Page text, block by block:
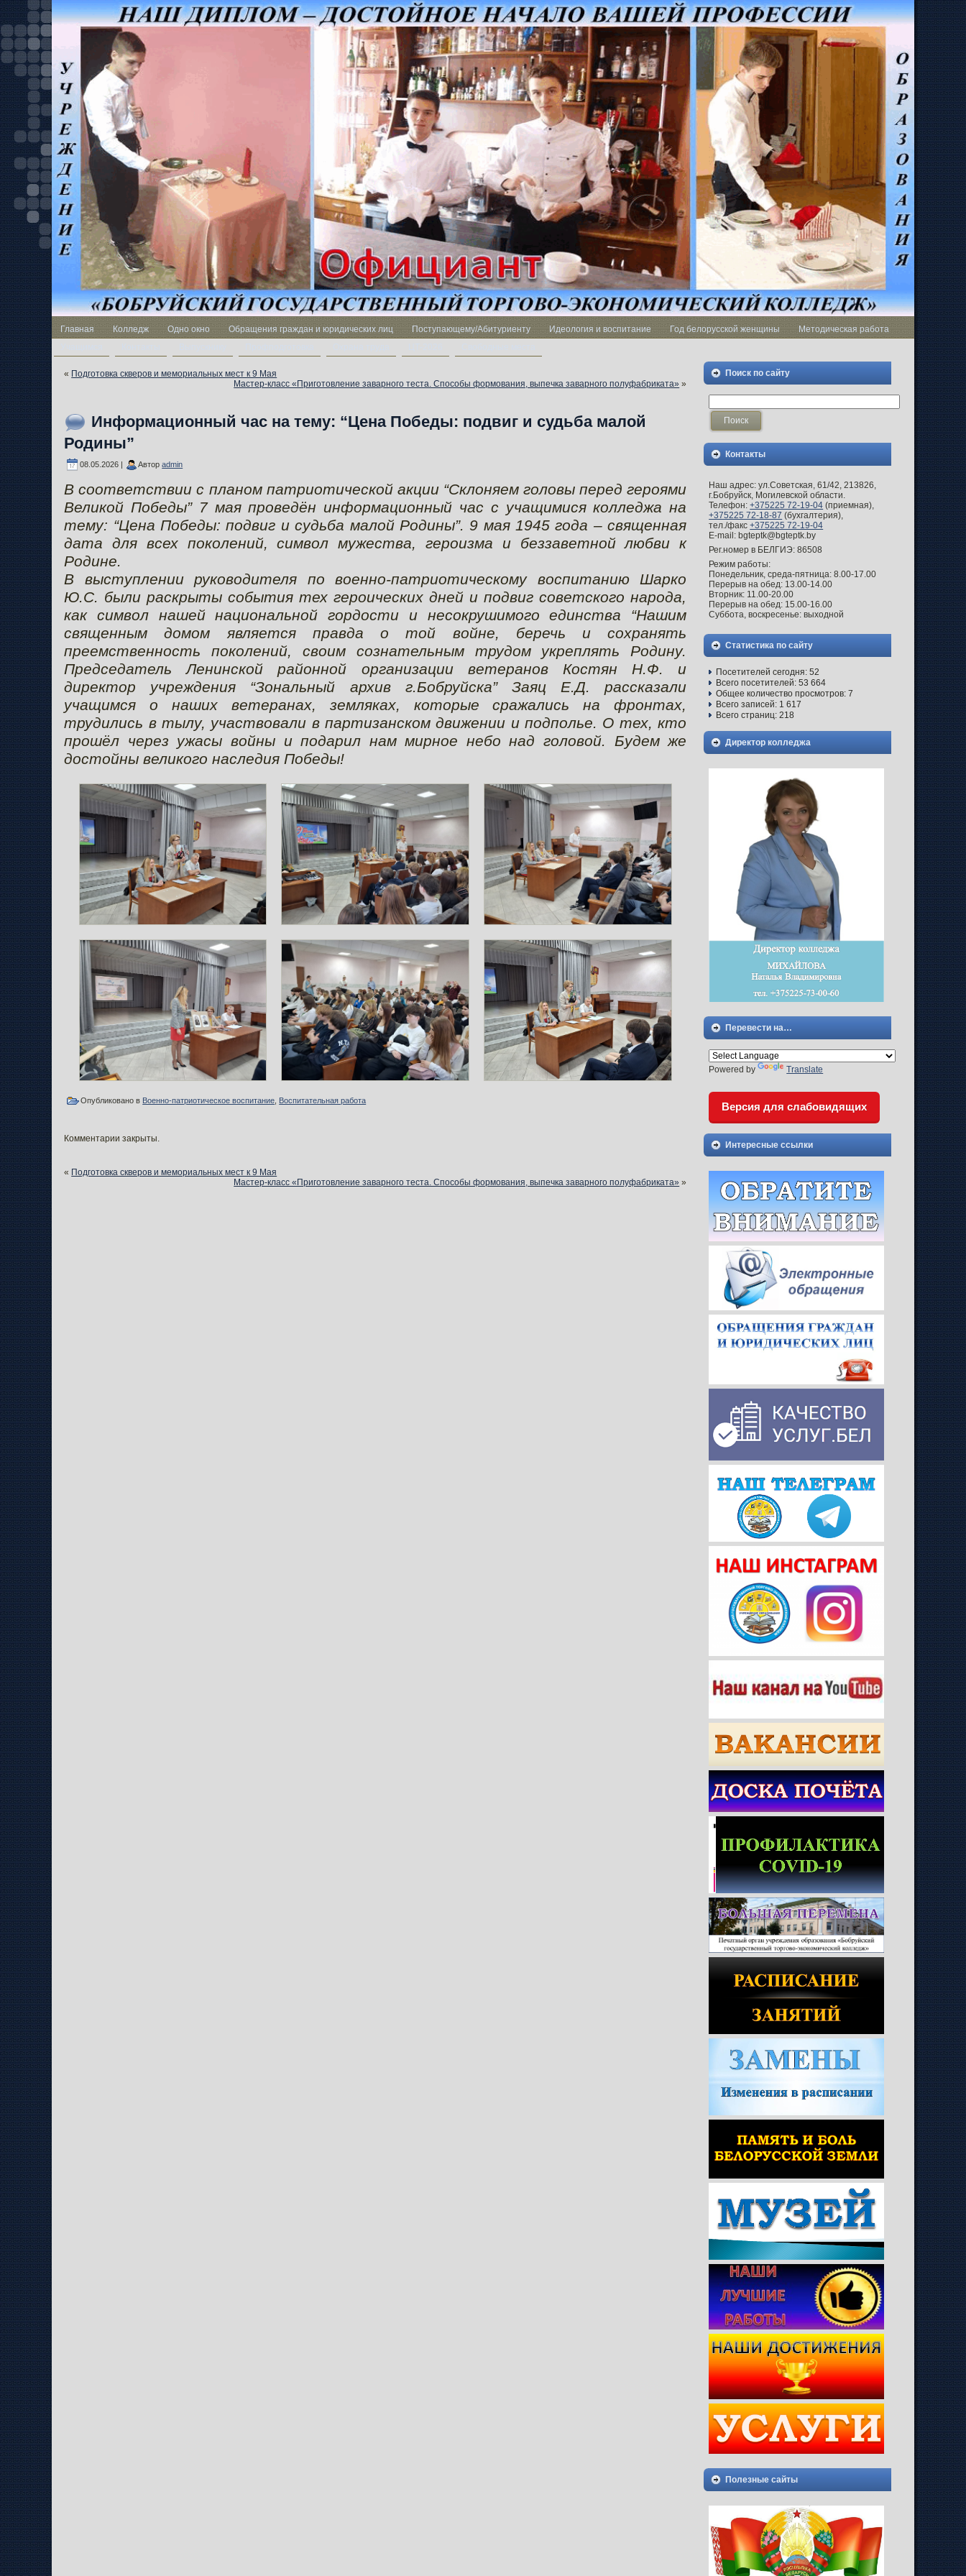
Главная Колледж Одно окно Обращения граждан и юридических лиц Поступающему/Абитуриенту Идеология и воспитание Год белорусской женщины
Методическая работа
« Подготовка скверов и мемориальных мест к 9 Мая
Мастер-класс «Приготовление заварного теста. Способы формования, выпечка заварного полуфабриката» »
Информационный час на тему: “Цена Победы: подвиг и судьба малой
Родины”
08.05.2026 | Авторadmin
В соответствии с планом патриотической акции “Склоняем головы перед героями
Великой Победы” 7 мая проведён информационный час с учащимися колледжа на
тему: “Цена Победы: подвиг и судьба малой Родины”. 9 мая 1945 года – священная
дата для всех поколений, символ мужества, героизма и беззаветной любви к
Родине.
В выступлении руководителя по военно-патриотическому воспитанию Шарко
Ю.С. были раскрыты события тех героических дней и подвиг советского народа,
как символ нашей национальной гордости и несокрушимого единства “Нашим
священным домом является правда о той войне, беречь и сохранять
преемственность поколений, своим сознательным трудом укреплять Родину.
Председатель Ленинской районной организации ветеранов Костян Н.Ф. и
директор учреждения “Зональный архив г.Бобруйска” Заяц Е.Д. рассказали
учащимся о наших ветеранах, земляках, которые сражались на фронтах,
трудились в тылу, участвовали в партизанском движении и подполье. О тех, кто
прошёл через ужасы войны и подарил нам мирное небо над головой. Будем же
достойны великого наследия Победы!
Опубликовано в Военно-патриотическое воспитание Воспитательная работа
Комментарии закрыты.
« Подготовка скверов и мемориальных мест к 9 Мая
Мастер-класс «Приготовление заварного теста. Способы формования, выпечка заварного полуфабриката» »
Поиск по сайту
Контакты
Наш адрес: ул.Советская, 61/42, 213826,
г.Бобруйск, Могилевской области.
Телефон:+375225 72-19-04 (приемная),
+375225 72-18-87 (бухгалтерия),
тел./факс+375225 72-19-04
E-mail: bgteptk@bgteptk.by
Рег.номер в БЕЛГИЭ: 86508
Режим работы:
Понедельник, среда-пятница: 8.00-17.00
Перерыв на обед: 13.00-14.00
Вторник: 11.00-20.00
Перерыв на обед: 15.00-16.00
Суббота, воскресенье: выходной
Статистика по сайту
Посетителей сегодня:52
Всего посетителей:53 664
Общее количество просмотров:7
Всего записей: 1 617
Всего страниц:218
Директор колледжа
Перевести на…
Powered by Translate
Версия для слабовидящих
Интересные ссылки
Полезные сайты